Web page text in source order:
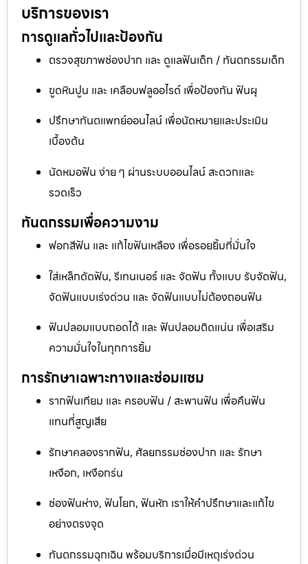
บริการของเรา
การดูแลทั่วไปและป้องกัน
ตรวจสุขภาพช่องปาก และ ดูแลฟันเด็ก / ทันตกรรมเด็ก
ขูดหินปูน และ เคลือบฟลูออไรด์ เพื่อป้องกัน ฟันผุ
ปรึกษาทันตแพทย์ออนไลน์ เพื่อนัดหมายและประเมิน
เบื้องต้น
นัดหมอฟัน ง่าย ๆ ผ่านระบบออนไลน์ สะดวกและ
รวดเร็ว
ทันตกรรมเพื่อความงาม
ฟอกสีฟัน และ แก้ไขฟันเหลือง เพื่อรอยยิ้มที่มั่นใจ
ใส่เหล็กดัดฟัน, รีเทนเนอร์ และ จัดฟัน ทั้งแบบ รับจัดฟัน,
จัดฟันแบบเร่งด่วน และ จัดฟันแบบไม่ต้องถอนฟัน
ฟันปลอมแบบถอดได้ และ ฟันปลอมติดแน่น เพื่อเสริม
ความมั่นใจในทุกการยิ้ม
การรักษาเฉพาะทางและซ่อมแซม
รากฟันเทียม และ ครอบฟัน / สะพานฟัน เพื่อคืนฟัน
แทนที่สูญเสีย
รักษาคลองรากฟัน, ศัลยกรรมช่องปาก และ รักษา
เหงือก, เหงือกร่น
ช่องฟันห่าง, ฟันโยก, ฟันหัก เราให้คำปรึกษาและแก้ไข
อย่างตรงจุด
ทันตกรรมฉุกเฉิน พร้อมบริการเมื่อมีเหตุเร่งด่วน